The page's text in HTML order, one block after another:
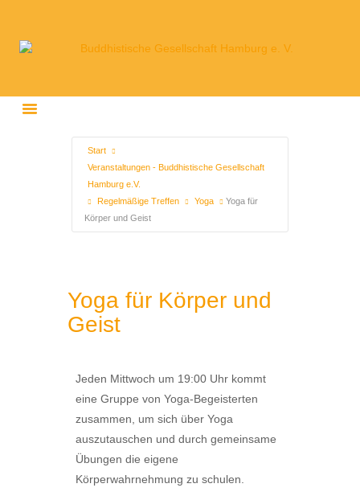
Start
Veranstaltungen - Buddhistische Gesellschaft
Hamburg e.V.
Regelmäßige Treffen
Yoga
Yoga für
Körper und Geist
Yoga für Körper und
Geist
Jeden Mittwoch um 19:00 Uhr kommt
eine Gruppe von Yoga-Begeisterten
zusammen, um sich über Yoga
auszutauschen und durch gemeinsame
Übungen die eigene
Körperwahrnehmung zu schulen.